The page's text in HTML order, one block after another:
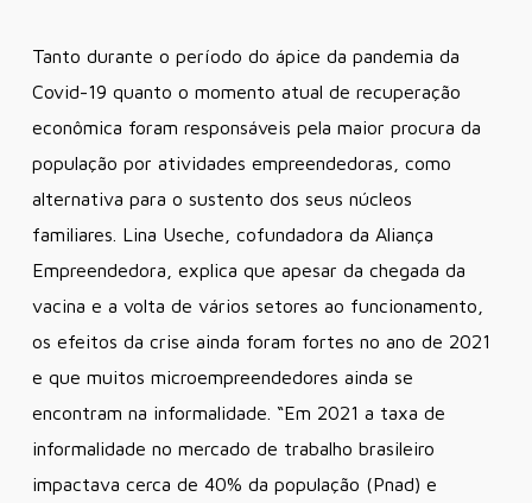
Tanto durante o período do ápice da pandemia da
Covid-19 quanto o momento atual de recuperação
econômica foram responsáveis pela maior procura da
população por atividades empreendedoras, como
alternativa para o sustento dos seus núcleos
familiares. Lina Useche, cofundadora da Aliança
Empreendedora, explica que apesar da chegada da
vacina e a volta de vários setores ao funcionamento,
os efeitos da crise ainda foram fortes no ano de 2021
e que muitos microempreendedores ainda se
encontram na informalidade. “Em 2021 a taxa de
informalidade no mercado de trabalho brasileiro
impactava cerca de 40% da população (Pnad) e